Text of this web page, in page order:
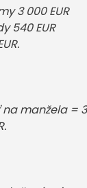
3 000 EUR
540 EUR
manžela =